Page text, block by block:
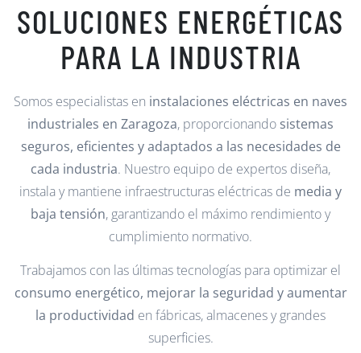
SOLUCIONES ENERGÉTICAS
PARA LA INDUSTRIA
Somos especialistas en instalaciones eléctricas en naves
industriales en Zaragoza, proporcionando sistemas
seguros, eficientes y adaptados a las necesidades de
cada industria. Nuestro equipo de expertos diseña,
instala y mantiene infraestructuras eléctricas de media y
baja tensión, garantizando el máximo rendimiento y
cumplimiento normativo.
Trabajamos con las últimas tecnologías para optimizar el
consumo energético, mejorar la seguridad y aumentar
la productividad en fábricas, almacenes y grandes
superficies.